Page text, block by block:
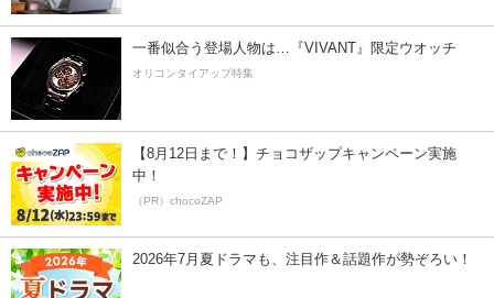
一番似合う登場人物は…『VIVANT』限定ウオッチ
オリコンタイアップ特集
【8月12日まで！】チョコザップキャンペーン実施
中！
（PR）chocoZAP
2026年7月夏ドラマも、注目作＆話題作が勢ぞろい！